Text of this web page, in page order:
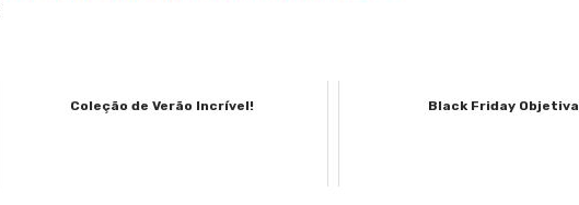
Coleção de Verão Incrível! Black Friday Objetiva